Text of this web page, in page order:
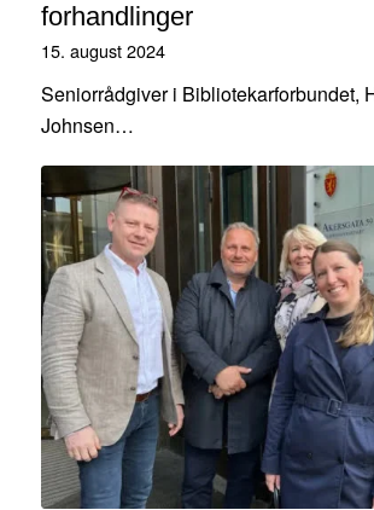
forhandlinger
15. august 2024
Seniorrådgiver i Bibliotekarforbundet,
Johnsen…